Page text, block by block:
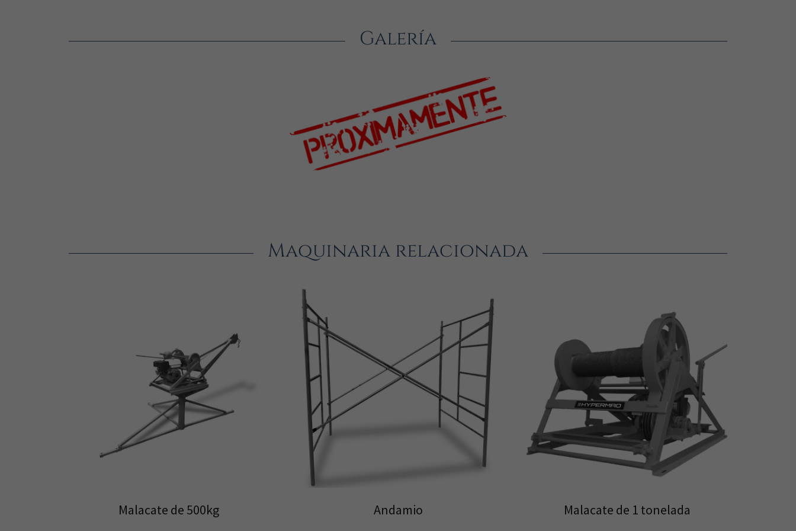
Galería
Maquinaria relacionada
Malacate de 500kg Andamio Malacate de 1 tonelada